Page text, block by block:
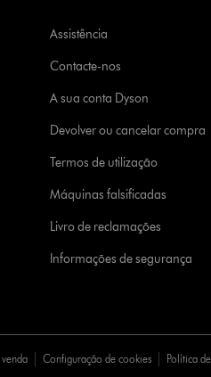
Assistência
Contacte-nos
A sua conta Dyson
Devolver ou cancelar compra
Termos de utilização
Máquinas falsificadas
Livro de reclamações
Informações de segurança
Configuração de cookies Política